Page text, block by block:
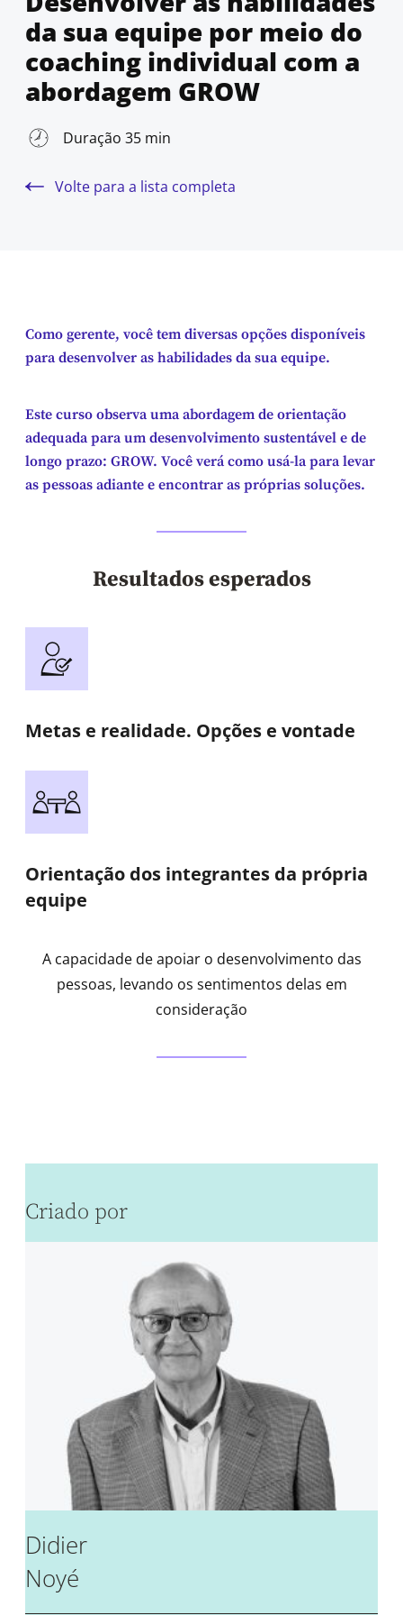
da sua equipe por meio do
coaching individual com a
abordagem GROW
Duração 35 min
Volte para a lista completa
Como gerente, você tem diversas opções disponíveis
para desenvolver as habilidades da sua equipe.
Este curso observa uma abordagem de orientação
adequada para um desenvolvimento sustentável e de
longo prazo: GROW. Você verá como usá-la para levar
as pessoas adiante e encontrar as próprias soluções.
Resultados esperados
Metas e realidade. Opções e vontade
Orientação dos integrantes da própria
equipe
A capacidade de apoiar o desenvolvimento das
pessoas, levando os sentimentos delas em
consideração
Criado por
Didier
Noyé